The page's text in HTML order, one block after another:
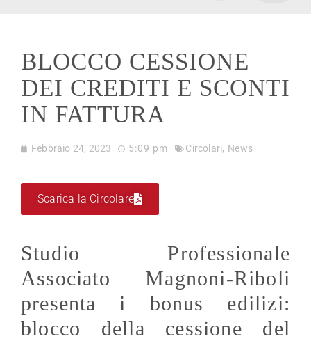
BLOCCO CESSIONE
DEI CREDITI E SCONTI
IN FATTURA
Febbraio 24, 2023 5:09 pm Circolari, News
Scarica la Circolare
Studio Professionale
Associato Magnoni-Riboli
presenta i bonus edilizi:
blocco della cessione del